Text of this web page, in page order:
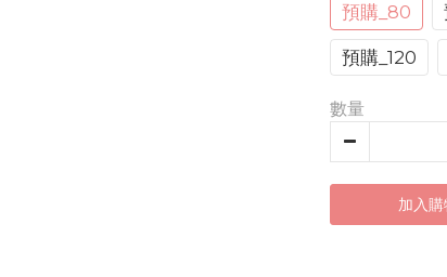
預購_80
預購_120
數量
加入